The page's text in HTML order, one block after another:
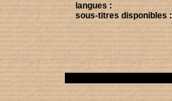
langues :
sous-titres disponibles :